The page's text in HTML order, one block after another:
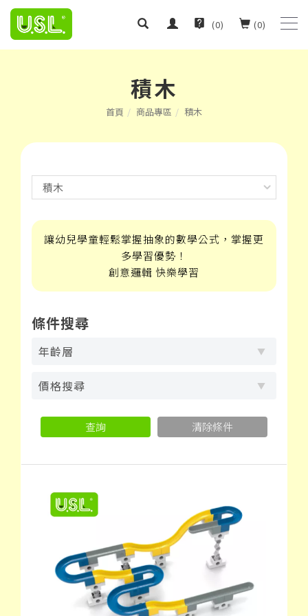
(0)
(0)
積木
首頁 商品專區 積木
讓幼兒學童輕鬆掌握抽象的數學公式，掌握更
多學習優勢！
創意邏輯 快樂學習
條件搜尋
年齡層
價格搜尋
查詢 清除條件